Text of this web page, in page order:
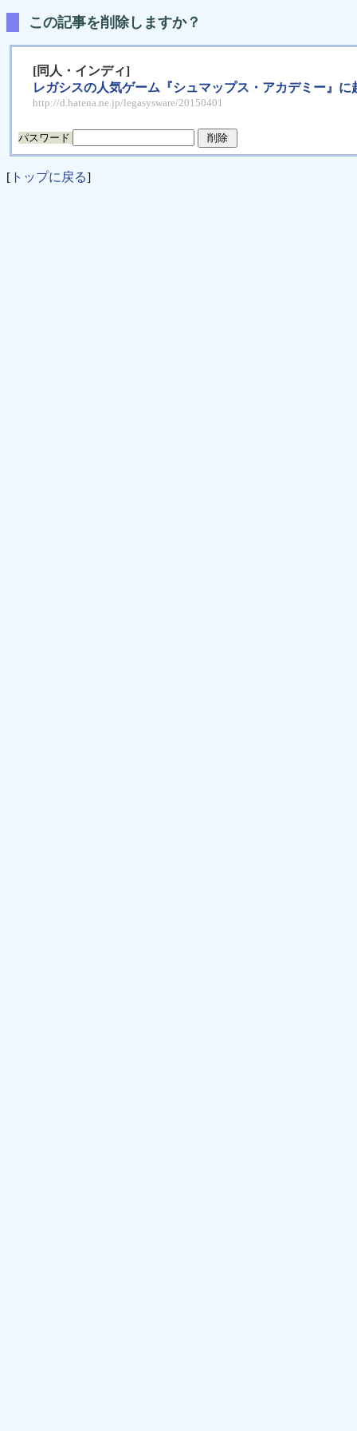
この記事を削除しますか？
[同人・インディ]
レガシスの人気ゲーム『シュマップス・アカデミー』に
http://d.hatena.ne.jp/legasysware/20150401
パスワード
[ トップに戻る]